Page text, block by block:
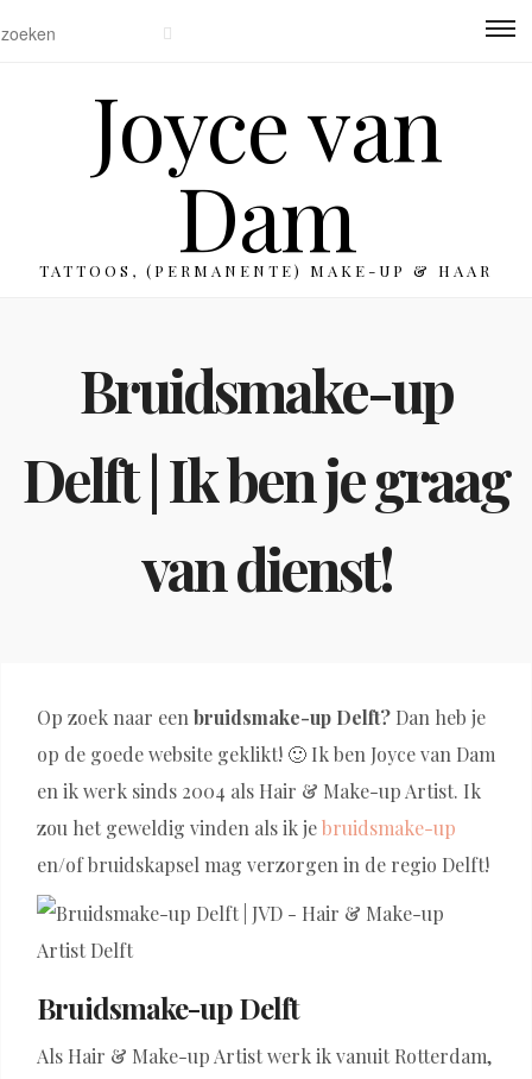
Joyce van
Dam
TATTOOS, (PERMANENTE) MAKE-UP & HAAR
Bruidsmake-up
Delft | Ik ben je graag
van dienst!
Op zoek naar een bruidsmake-up Delft? Dan heb je
op de goede website geklikt! 🙂 Ik ben Joyce van Dam
en ik werk sinds 2004 als Hair & Make-up Artist. Ik
zou het geweldig vinden als ik jebruidsmake-up
en/of bruidskapsel mag verzorgen in de regio Delft!
Bruidsmake-up Delft
Als Hair & Make-up Artist werk ik vanuit Rotterdam,